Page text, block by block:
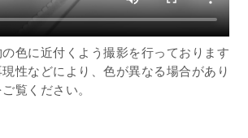
色に近付くよう撮影を行っております
性などにより、色が異なる場合があり
覧ください。